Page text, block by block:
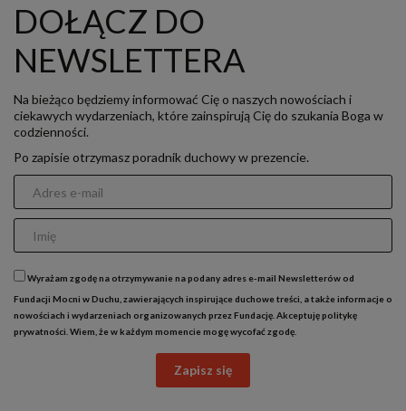
DOŁĄCZ DO
NEWSLETTERA
Na bieżąco będziemy informować Cię o naszych nowościach i
ciekawych wydarzeniach, które zainspirują Cię do szukania Boga w
codzienności.
Po zapisie otrzymasz poradnik duchowy w prezencie.
Wyrażam zgodę na otrzymywanie na podany adres e-mail Newsletterów od
Fundacji Mocni w Duchu, zawierających inspirujące duchowe treści, a także informacje o
nowościach i wydarzeniach organizowanych przez Fundację. Akceptujępolitykę
prywatności . Wiem, że w każdym momencie mogę wycofać zgodę.
Zapisz się